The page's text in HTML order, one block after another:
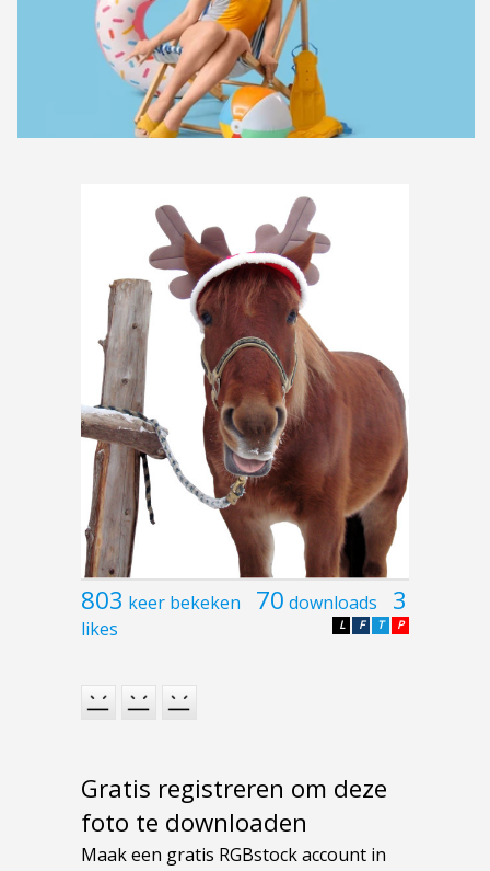
803 keer bekeken 70 downloads 3
likes P
T
F
L
Gratis registreren om deze
foto te downloaden